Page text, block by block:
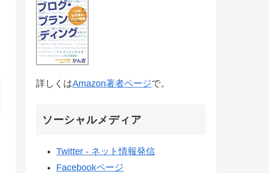
詳しくはAmazon著者ページで。
ソーシャルメディア
Twitter - ネット情報発信
Facebookページ